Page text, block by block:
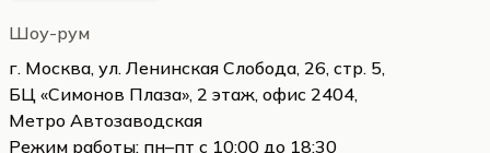
Шоу-рум
г. Москва, ул. Ленинская Слобода, 26, стр. 5,
БЦ «Симонов Плаза», 2 этаж, офис 2404,
Метро Автозаводская
Режим работы: пн–пт с 10:00 до 18:30